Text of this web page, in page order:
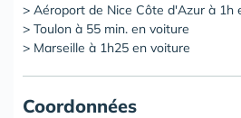
> Aéroport de Nice Côte d'Azur à 1h
> Toulon à 55 min. en voiture
> Marseille à 1h25 en voiture
Coordonnées